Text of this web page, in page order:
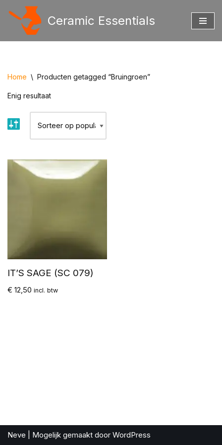
Ceramic Essentials
Home \ Producten getagged “Bruingroen”
Enig resultaat
IT’S SAGE (SC 079)
€ 12,50 incl. btw
Neve | Mogelijk gemaakt door WordPress